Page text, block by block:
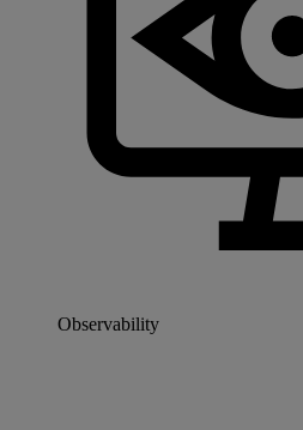
Observability